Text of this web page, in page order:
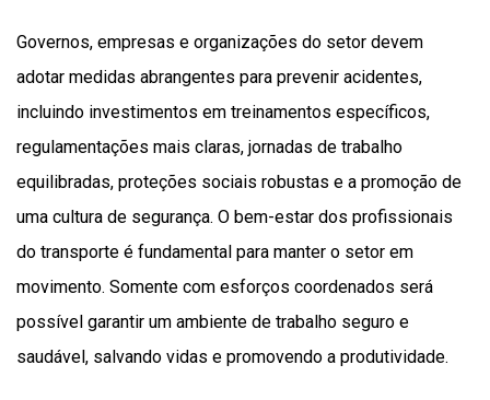
Governos, empresas e organizações do setor devem
adotar medidas abrangentes para prevenir acidentes,
incluindo investimentos em treinamentos específicos,
regulamentações mais claras, jornadas de trabalho
equilibradas, proteções sociais robustas e a promoção de
uma cultura de segurança. O bem-estar dos profissionais
do transporte é fundamental para manter o setor em
movimento. Somente com esforços coordenados será
possível garantir um ambiente de trabalho seguro e
saudável, salvando vidas e promovendo a produtividade.